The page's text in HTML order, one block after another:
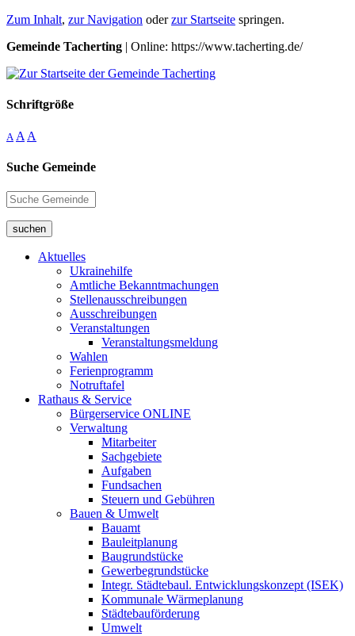
Zum Inhalt, zur Navigation oderzur Startseite springen.
Gemeinde Tacherting | Online: https://www.tacherting.de/
Schriftgröße
A A A
Suche Gemeinde
suchen
Aktuelles
Ukrainehilfe
Amtliche Bekanntmachungen
Stellenausschreibungen
Ausschreibungen
Veranstaltungen
Veranstaltungsmeldung
Wahlen
Ferienprogramm
Notruftafel
Rathaus & Service
Bürgerservice ONLINE
Verwaltung
Mitarbeiter
Sachgebiete
Aufgaben
Fundsachen
Steuern und Gebühren
Bauen & Umwelt
Bauamt
Bauleitplanung
Baugrundstücke
Gewerbegrundstücke
Integr. Städtebaul. Entwicklungskonzept (ISEK)
Kommunale Wärmeplanung
Städtebauförderung
Umwelt